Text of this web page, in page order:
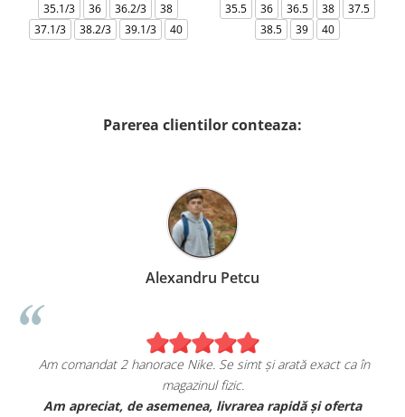
35.1/3 36 36.2/3
38
37.1/3
38.2/3 39.1/3 40
35.5 36 36.5 38
37.5
38.5
39 40
Parerea clientilor conteaza:
Alexandru Petcu
Am comandat 2 hanorace Nike. Se simt și arată exact ca în
magazinul fizic.
Am apreciat, de asemenea, livrarea rapidă și oferta